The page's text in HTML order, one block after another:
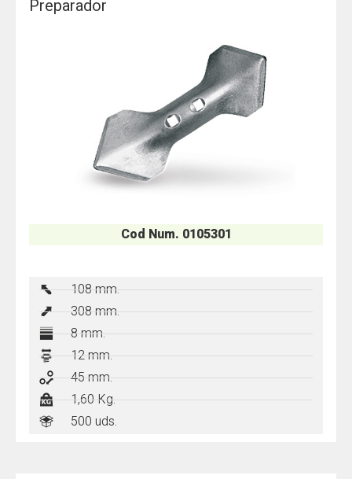
Preparador
Cod Num. 0105301
108 mm.
308 mm.
8 mm.
12 mm.
45 mm.
1,60 Kg.
500 uds.